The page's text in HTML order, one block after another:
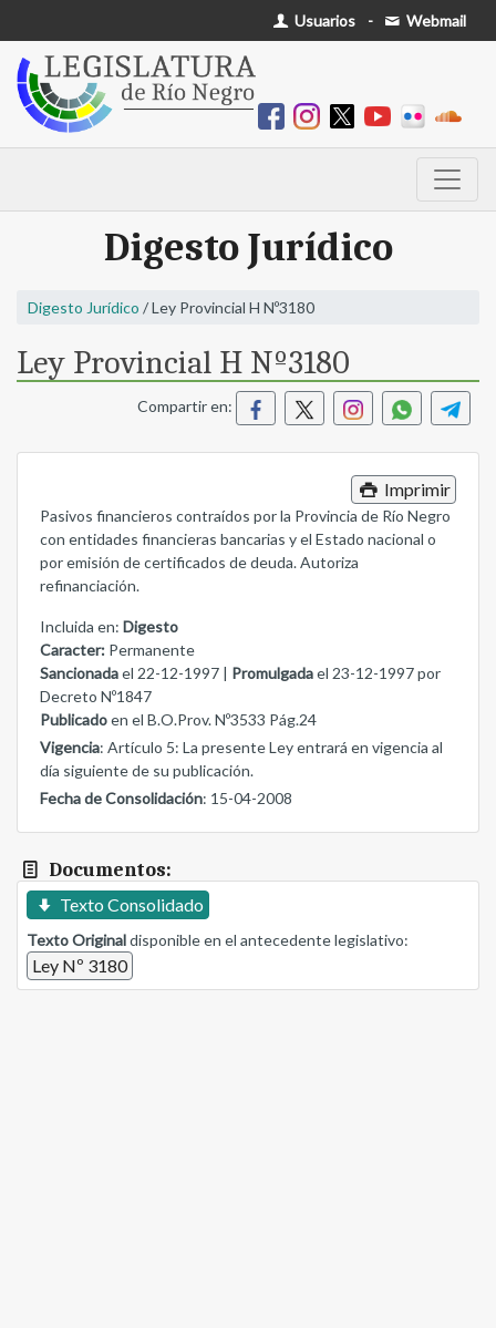
Usuarios - Webmail
Digesto Jurídico
Digesto Jurídico / Ley Provincial H Nº3180
Ley Provincial H Nº3180
Compartir en:
Imprimir
Pasivos financieros contraídos por la Provincia de Río Negro
con entidades financieras bancarias y el Estado nacional o
por emisión de certificados de deuda. Autoriza
refinanciación.
Incluida en: Digesto
Caracter: Permanente
Sancionadael 22-12-1997 | Promulgadael 23-12-1997 por
Decreto Nº1847
Publicadoen el B.O.Prov. Nº3533 Pág.24
Vigencia: Artículo 5: La presente Ley entrará en vigencia al
día siguiente de su publicación.
Fecha de Consolidación: 15-04-2008
Documentos:
Texto Consolidado
Texto Originaldisponible en el antecedente legislativo:
Ley Nº 3180